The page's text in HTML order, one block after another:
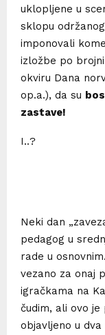
uklopljene u
sklopu
imponovali
izložbe po
okviru Dana
op.a.), da su
zastave!
Neki dan
pedagog u
rade u
vezano za onaj
igračkama na
čudim, ali ovo
objavljeno u